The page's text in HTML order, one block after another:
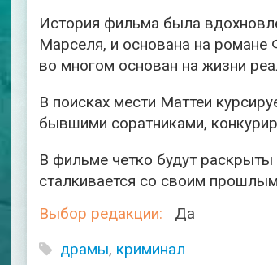
История фильма была
Марселя, и основана на романе
во многом основан на жизни
В поисках мести Маттеи
бывшими соратниками,
В фильме четко будут раскрыты
сталкивается со своим
Выбор редакции:
Да
драмы, криминал